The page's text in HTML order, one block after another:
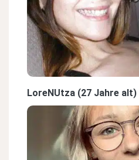
LoreNUtza (27 Jahre alt)